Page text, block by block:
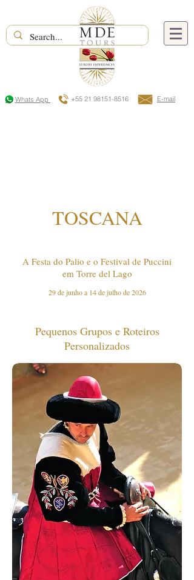
Whats App +55 21 98151-8516 E-mail
TOSCANA
A Festa do Palio e o Festival de Puccini
em Torre del Lago
29 de junho a 14 de julho de 2026
Pequenos Grupos e Roteiros
Personalizados